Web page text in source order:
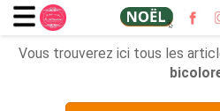
Vous trouverez ici tous les